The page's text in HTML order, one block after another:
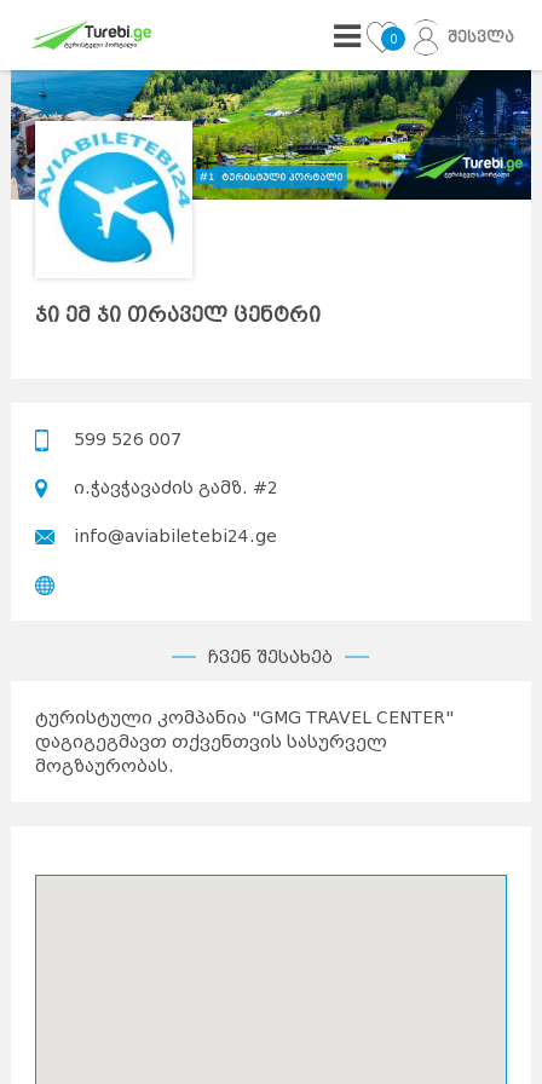
0 შესვლა
ჯი ემ ჯი თრაველ ცენტრი
599 526 007
ი.ჭავჭავაძის გამზ. #2
info@aviabiletebi24.ge
ჩვენ შესახებ
ტურისტული კომპანია "GMG TRAVEL CENTER"
დაგიგეგმავთ თქვენთვის სასურველ
მოგზაურობას.